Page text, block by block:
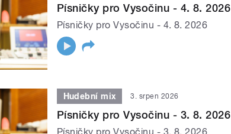
Písničky pro Vysočinu - 4. 8. 2026
Písničky pro Vysočinu - 4. 8. 2026
Hudební mix 3. srpen 2026
Písničky pro Vysočinu - 3. 8. 2026